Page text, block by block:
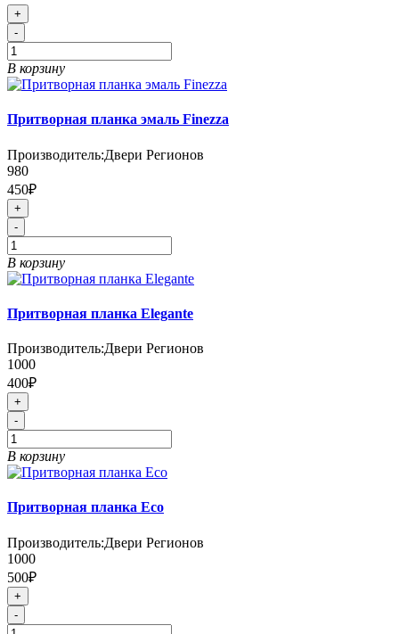
+
-
В корзину
Притворная планка эмаль Finezza
Производитель:Двери Регионов
980
450₽
+
-
В корзину
Притворная планка Elegante
Производитель:Двери Регионов
1000
400₽
+
-
В корзину
Притворная планка Eco
Производитель:Двери Регионов
1000
500₽
+
-